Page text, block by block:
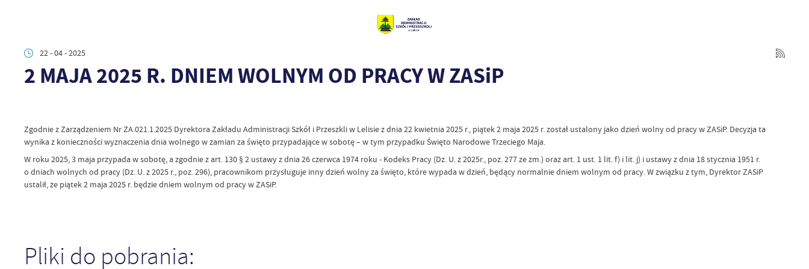
22 - 04 - 2025
2 MAJA 2025 R. DNIEM WOLNYM OD PRACY W ZASiP
Zgodnie z Zarządzeniem Nr ZA.021.1.2025 Dyrektora Zakładu Administracji Szkół i Przeszkli w Lelisie z dnia 22 kwietnia 2025 r., piątek 2 maja 2025 r. został ustalony jako dzień wolny od pracy w ZASiP. Decyzja ta
wynika z konieczności wyznaczenia dnia wolnego w zamian za święto przypadające w sobotę – w tym przypadku Święto Narodowe Trzeciego Maja.
W roku 2025, 3 maja przypada w sobotę, a zgodnie z art. 130 § 2 ustawy z dnia 26 czerwca 1974 roku - Kodeks Pracy (Dz. U. z 2025r., poz. 277 ze zm.) oraz art. 1 ust. 1 lit. f) i lit. j) i ustawy z dnia 18 stycznia 1951 r.
o dniach wolnych od pracy (Dz. U. z 2025 r., poz. 296), pracownikom przysługuje inny dzień wolny za święto, które wypada w dzień, będący normalnie dniem wolnym od pracy. W związku z tym, Dyrektor ZASiP
ustalił, że piątek 2 maja 2025 r. będzie dniem wolnym od pracy w ZASiP.
Pliki do pobrania: